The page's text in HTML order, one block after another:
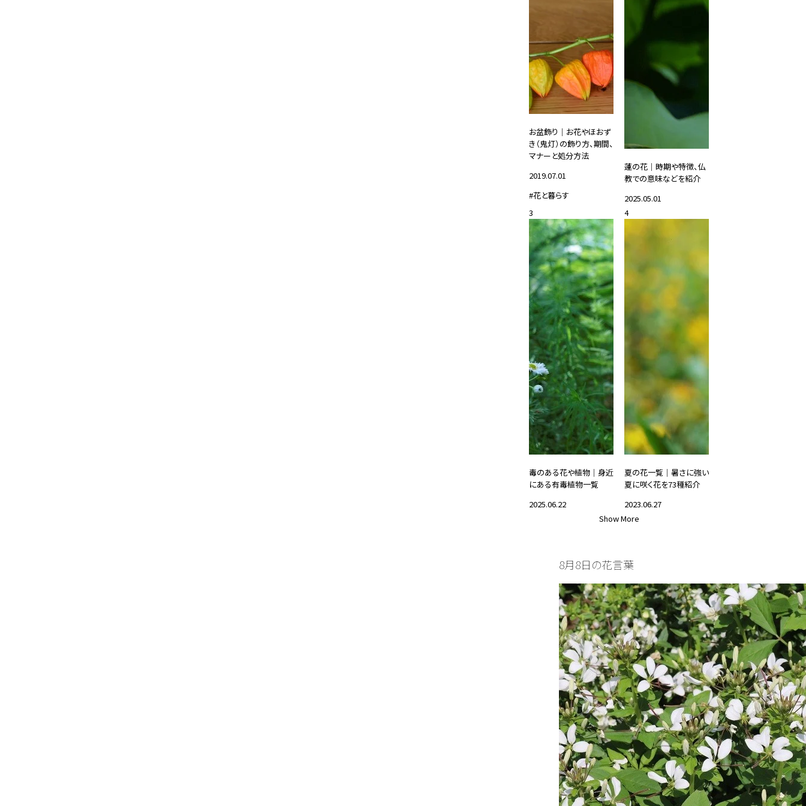
お盆飾り｜お花やほおず
き（鬼灯）の飾り方、期間、
マナーと処分方法
2019.07.01
#花と暮らす
蓮の花｜時期や特徴、仏
教での意味などを紹介
2025.05.01
#花と暮らす
3
毒のある花や植物｜身近
にある有毒植物一覧
2025.06.22
4
夏の花一覧｜暑さに強い
夏に咲く花を73種紹介
2023.06.27
#花と暮らす
Show More
8月8日の花言葉